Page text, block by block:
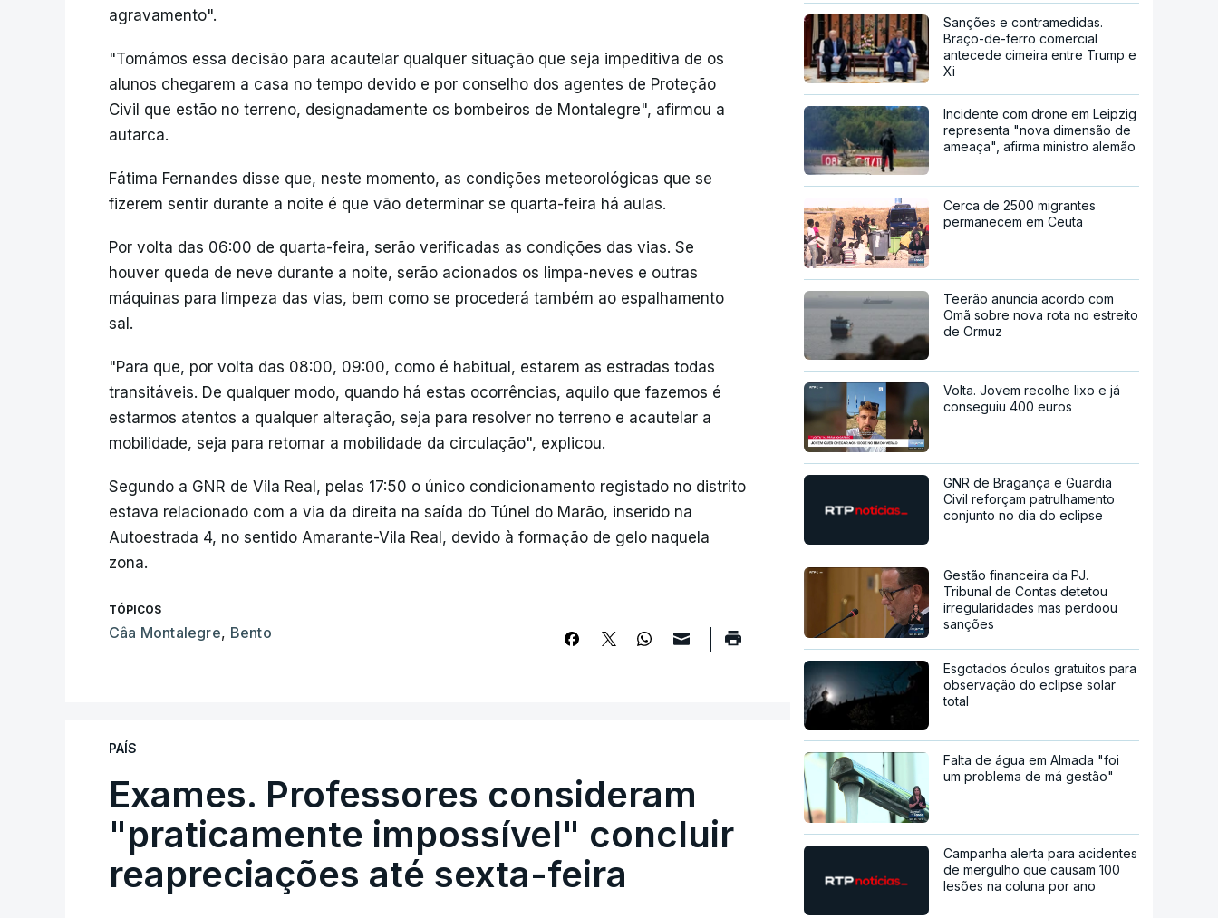
agravamento".
"Tomámos essa decisão para acautelar qualquer situação que seja impeditiva de os
alunos chegarem a casa no tempo devido e por conselho dos agentes de Proteção
Civil que estão no terreno, designadamente os bombeiros de Montalegre", afirmou a
autarca.
Fátima Fernandes disse que, neste momento, as condições meteorológicas que se
fizerem sentir durante a noite é que vão determinar se quarta-feira há aulas.
Por volta das 06:00 de quarta-feira, serão verificadas as condições das vias. Se
houver queda de neve durante a noite, serão acionados os limpa-neves e outras
máquinas para limpeza das vias, bem como se procederá também ao espalhamento
sal.
"Para que, por volta das 08:00, 09:00, como é habitual, estarem as estradas todas
transitáveis. De qualquer modo, quando há estas ocorrências, aquilo que fazemos é
estarmos atentos a qualquer alteração, seja para resolver no terreno e acautelar a
mobilidade, seja para retomar a mobilidade da circulação", explicou.
Segundo a GNR de Vila Real, pelas 17:50 o único condicionamento registado no distrito
estava relacionado com a via da direita na saída do Túnel do Marão, inserido na
Autoestrada 4, no sentido Amarante-Vila Real, devido à formação de gelo naquela
zona.
TÓPICOS
Câa Montalegre, Bento
PAÍS
Exames. Professores consideram
"praticamente impossível" concluir
reapreciações até sexta-feira
Sanções e contramedidas.
Braço-de-ferro comercial
antecede cimeira entre Trump e
Xi
Incidente com drone em Leipzig
representa "nova dimensão de
ameaça", afirma ministro alemão
Cerca de 2500 migrantes
permanecem em Ceuta
Teerão anuncia acordo com
Omã sobre nova rota no estreito
de Ormuz
Volta. Jovem recolhe lixo e já
conseguiu 400 euros
GNR de Bragança e Guardia
Civil reforçam patrulhamento
conjunto no dia do eclipse
Gestão financeira da PJ.
Tribunal de Contas detetou
irregularidades mas perdoou
sanções
Esgotados óculos gratuitos para
observação do eclipse solar
total
Falta de água em Almada "foi
um problema de má gestão"
Campanha alerta para acidentes
de mergulho que causam 100
lesões na coluna por ano